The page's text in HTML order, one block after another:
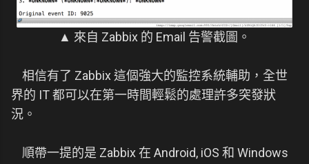
▲ 來自 Zabbix 的 Email 告警截圖。
相信有了 Zabbix 這個強大的監控系統輔助，全世
界的 IT 都可以在第一時間輕鬆的處理許多突發狀
況。
順帶一提的是 Zabbix 在 Android, iOS 和 Windows